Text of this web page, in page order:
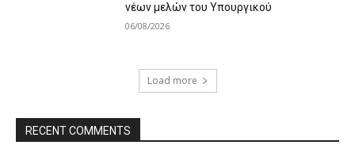
νέων μελών του Υπουργικού
06/08/2026
Load more
RECENT COMMENTS